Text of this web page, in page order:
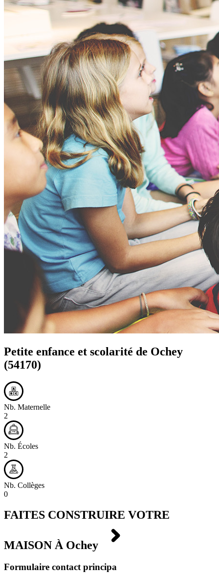
Petite enfance et scolarité de Ochey
(54170)
Nb. Maternelle
2
Nb. Écoles
2
Nb. Collèges
0
FAITES CONSTRUIRE VOTRE
MAISON À Ochey
Formulaire contact principa